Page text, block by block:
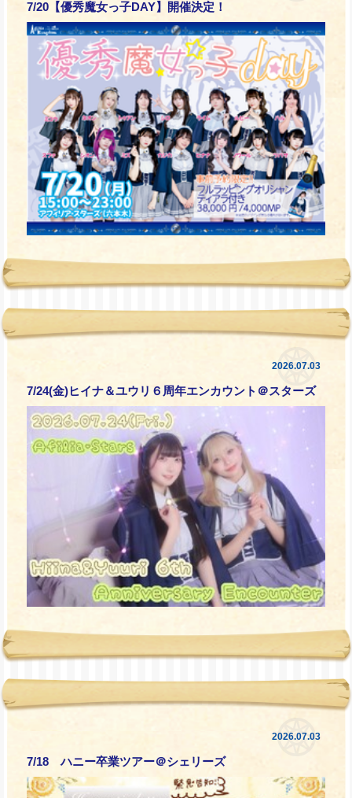
7/20【優秀魔女っ子DAY】開催決定！
2026.07.03
7/24(金)ヒイナ＆ユウリ６周年エンカウント＠スターズ
2026.07.03
7/18 ハニー卒業ツアー＠シェリーズ